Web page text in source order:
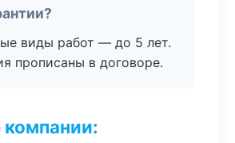
виды работ — до 5 лет.
прописаны в договоре.